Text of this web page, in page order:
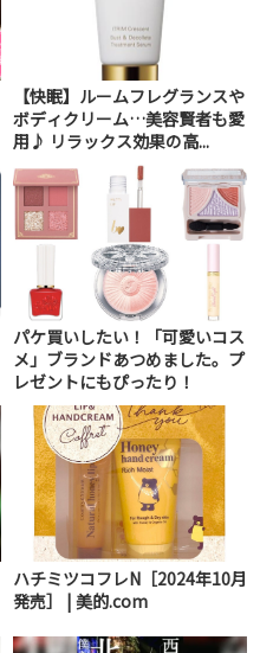
【快眠】ルームフレグランスや
ボディクリーム…美容賢者も愛
用♪ リラックス効果の高...
パケ買いしたい！「可愛いコス
メ」ブランドあつめました。プ
レゼントにもぴったり！
ハチミツコフレN［2024年10月
発売］ | 美的.com